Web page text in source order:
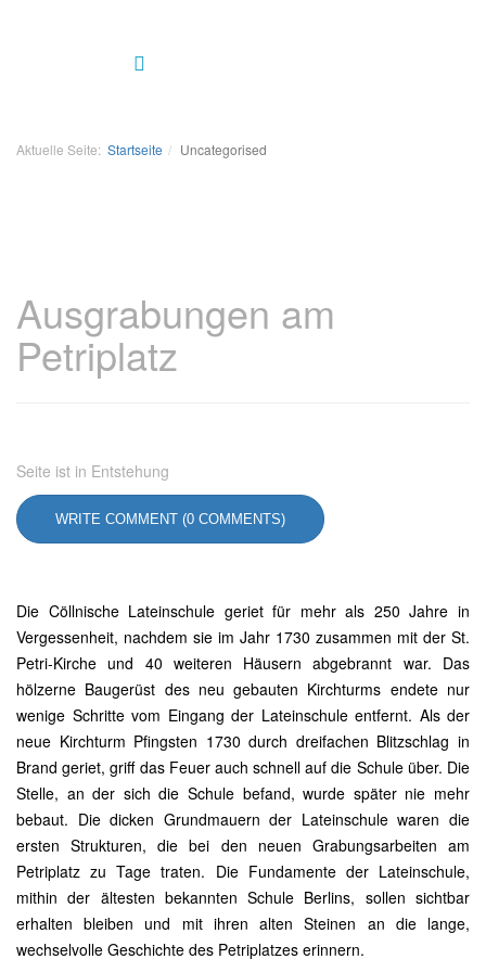
Aktuelle Seite: Startseite Uncategorised
Ausgrabungen am
Petriplatz
Seite ist in Entstehung
WRITE COMMENT (0 COMMENTS)
Die Cöllnische Lateinschule geriet für mehr als 250 Jahre in
Vergessenheit, nachdem sie im Jahr 1730 zusammen mit der St.
Petri-Kirche und 40 weiteren Häusern abgebrannt war. Das
hölzerne Baugerüst des neu gebauten Kirchturms endete nur
wenige Schritte vom Eingang der Lateinschule entfernt. Als der
neue Kirchturm Pfingsten 1730 durch dreifachen Blitzschlag in
Brand geriet, griff das Feuer auch schnell auf die Schule über. Die
Stelle, an der sich die Schule befand, wurde später nie mehr
bebaut. Die dicken Grundmauern der Lateinschule waren die
ersten Strukturen, die bei den neuen Grabungsarbeiten am
Petriplatz zu Tage traten. Die Fundamente der Lateinschule,
mithin der ältesten bekannten Schule Berlins, sollen sichtbar
erhalten bleiben und mit ihren alten Steinen an die lange,
wechselvolle Geschichte des Petriplatzes erinnern.